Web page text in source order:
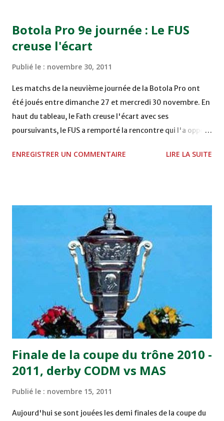
Mardi 06/12/2011 15H00 WAF - OCS au COMPLEXE SPORTIF
DE FES - FES WAC - MAS Reporté pour cause de finale de la
Botola Pro 9e journée : Le FUS
creuse l'écart
Publié le : novembre 30, 2011
Les matchs de la neuvième journée de la Botola Pro ont
été joués entre dimanche 27 et mercredi 30 novembre. En
haut du tableau, le Fath creuse l'écart avec ses
poursuivants, le FUS a remporté la rencontre qui l'a opposé
2, Badr Kachani a ouvert la marque à la 38e pour les
joueurs soussis, et ont réussi à mener au score à la dernière
minute du temps réglementaire grâce à un but de Mourad
Benchrifa. Son poursuivant direct le CRA de son coté a
chuté à domicile face à l'OCK sur le score de 0 - 2. La
bonne affaire de la semaine a été réalisée par le Moghreb
de Tetouan qui s'est hissé à la deuxième place après avoir
remporté trois précieux points sur la pelouse du complexe
Moulay Abdallah face aux FAR grâce à un but marqué par
Abdeladim Khadrouf à la 61e...
ENREGISTRER UN COMMENTAIRE LIRE LA SUITE
Finale de la coupe du trône 2010 -
2011, derby CODM vs MAS
Publié le : novembre 15, 2011
Aujourd'hui se sont jouées les demi finales de la coupe du